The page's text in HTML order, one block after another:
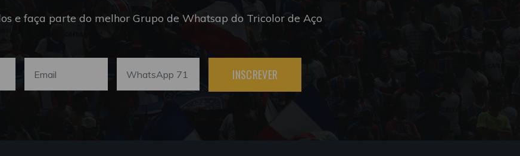
e faça parte do melhor Grupo de Whatsap do Tricolor de Aço
INSCREVER